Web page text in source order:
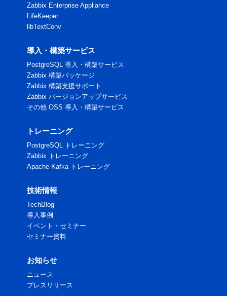
Zabbix Enterprise Appliance
LifeKeeper
libTextConv
導入・構築サービス
PostgreSQL 導入・構築サービス
Zabbix 構築パッケージ
Zabbix 構築支援サポート
Zabbix バージョンアップサービス
その他 OSS 導入・構築サービス
トレーニング
PostgreSQL トレーニング
Zabbix トレーニング
Apache Kafka トレーニング
技術情報
TechBlog
導入事例
イベント・セミナー
セミナー資料
お知らせ
ニュース
プレスリリース